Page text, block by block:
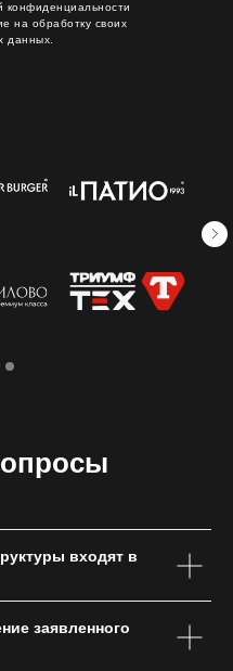
конфиденциальности
на обработку своих
данных
входят в
заявленного